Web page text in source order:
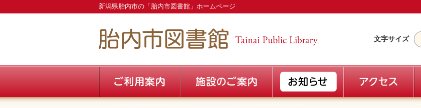
新潟県胎内市の「胎内市図書館」ホームページ
文字サイズ